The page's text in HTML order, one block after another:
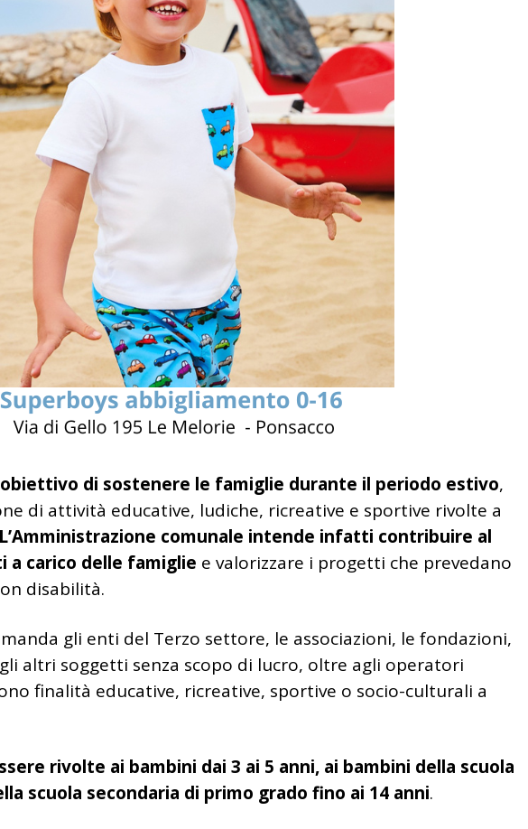
di sostenere le famiglie durante il periodo estivo,
di attività educative, ludiche, ricreative e sportive rivolte a
L’Amministrazione comunale intende infatti contribuire al
a carico delle famiglie e valorizzare i progetti che prevedano
disabilità.
gli enti del Terzo settore, le associazioni, le fondazioni,
altri soggetti senza scopo di lucro, oltre agli operatori
finalità educative, ricreative, sportive o socio-culturali a
rivolte ai bambini dai 3 ai 5 anni, ai bambini della scuola
scuola secondaria di primo grado fino ai 14 anni.